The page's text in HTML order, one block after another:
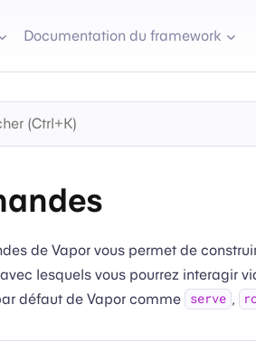
Documentation du framework
de Vapor vous permet de
lesquels vous pourrez interagir
défaut de Vapor comme
serve ,